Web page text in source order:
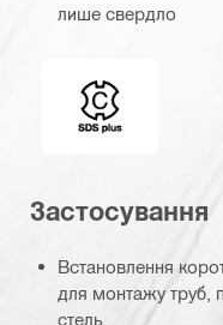
лише свердло
Хвостовик
Застосування
Встановлення
для монтажу труб,
стель